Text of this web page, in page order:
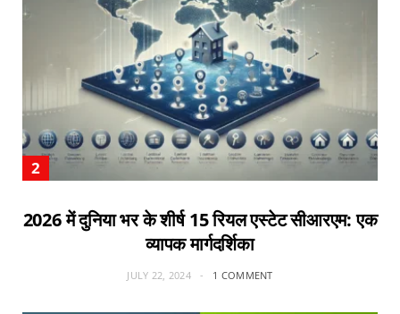
2026 में दुनिया भर के शीर्ष 15 रियल एस्टेट सीआरएम: एक
व्यापक मार्गदर्शिका
JULY 22, 2024 1 COMMENT